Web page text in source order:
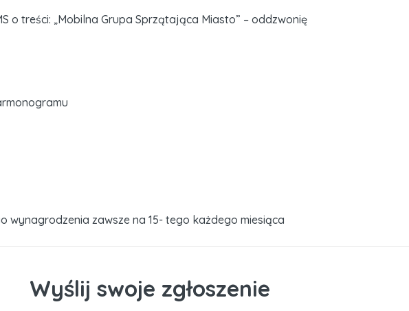
o treści: „Mobilna Grupa Sprzątająca Miasto” – oddzwonię
wynagrodzenia zawsze na 15- tego każdego miesiąca
Wyślij swoje zgłoszenie